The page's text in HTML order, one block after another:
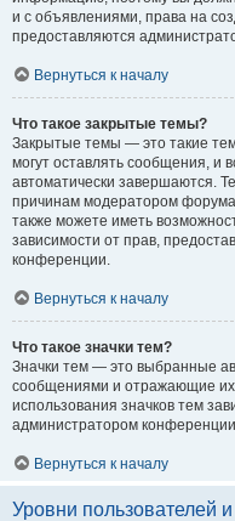
и с объявлениями, права на
предоставляются
Вернуться к началу
Что такое закрытые темы?
Закрытые темы — это такие
могут оставлять сообщения, и
автоматически завершаются.
причинам модератором
также можете иметь
зависимости от прав,
конференции.
Вернуться к началу
Что такое значки тем?
Значки тем — это выбранные
сообщениями и отражающие
использования значков тем
администратором
Вернуться к началу
Уровни пользователей